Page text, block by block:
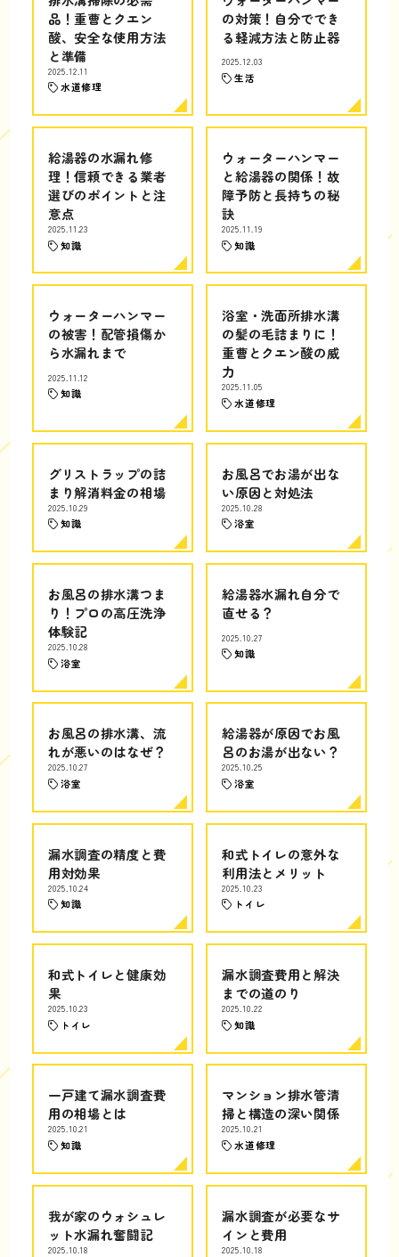
品！重曹とクエン
酸、安全な使用方法
と準備
2025.12.11
水道修理
の対策！自分ででき
る軽減方法と防止器
2025.12.03
生活
給湯器の水漏れ修
理！信頼できる業者
選びのポイントと注
意点
2025.11.23
知識
ウォーターハンマー
と給湯器の関係！故
障予防と長持ちの秘
訣
2025.11.19
知識
ウォーターハンマー
の被害！配管損傷か
ら水漏れまで
2025.11.12
知識
浴室・洗面所排水溝
の髪の毛詰まりに！
重曹とクエン酸の威
力
2025.11.05
水道修理
グリストラップの詰
まり解消料金の相場
2025.10.29
知識
お風呂でお湯が出な
い原因と対処法
2025.10.28
浴室
お風呂の排水溝つま
り！プロの高圧洗浄
体験記
2025.10.28
浴室
給湯器水漏れ自分で
直せる？
2025.10.27
知識
お風呂の排水溝、流
れが悪いのはなぜ？
2025.10.27
浴室
給湯器が原因でお風
呂のお湯が出ない？
2025.10.25
浴室
漏水調査の精度と費
用対効果
2025.10.24
知識
和式トイレの意外な
利用法とメリット
2025.10.23
トイレ
和式トイレと健康効
果
2025.10.23
トイレ
漏水調査費用と解決
までの道のり
2025.10.22
知識
一戸建て漏水調査費
用の相場とは
2025.10.21
知識
マンション排水管清
掃と構造の深い関係
2025.10.21
水道修理
我が家のウォシュレ
ット水漏れ奮闘記
2025.10.18
漏水調査が必要なサ
インと費用
2025.10.18